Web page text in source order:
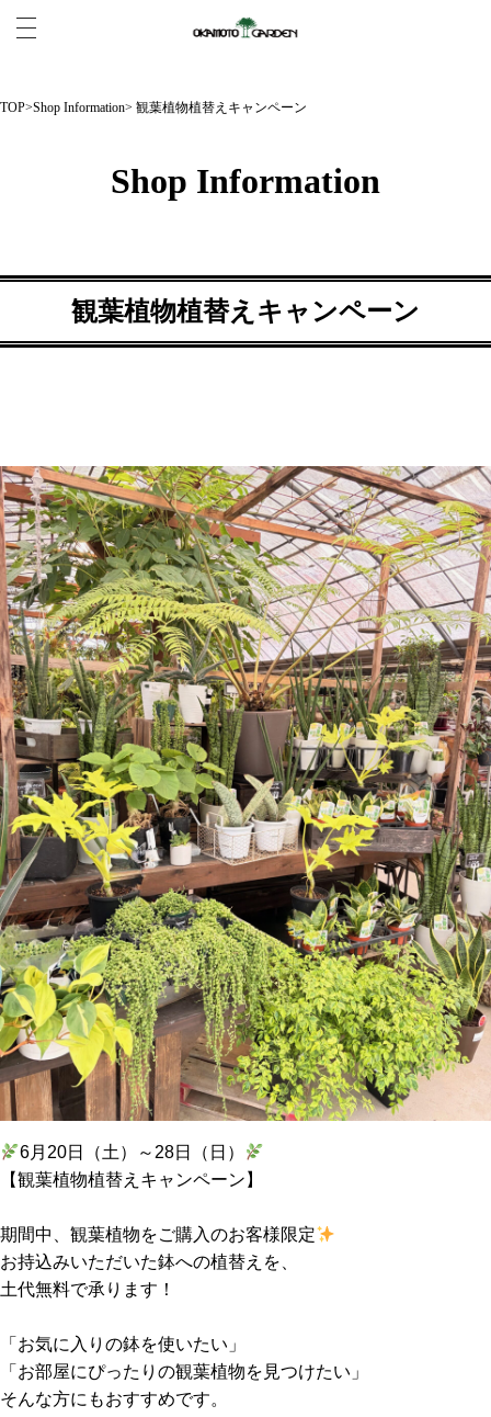
TOP>Shop Information> 観葉植物植替えキャンペーン
Shop Information
観葉植物植替えキャンペーン
6月20日（土）～28日（日）
【観葉植物植替えキャンペーン】
期間中、観葉植物をご購入のお客様限定
お持込みいただいた鉢への植替えを、
土代無料で承ります！
「お気に入りの鉢を使いたい」
「お部屋にぴったりの観葉植物を見つけたい」
そんな方にもおすすめです。